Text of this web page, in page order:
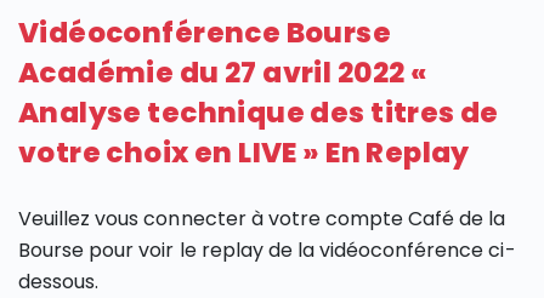
Vidéoconférence Bourse
Académie du 27 avril 2022 «
Analyse technique des titres de
votre choix en LIVE » En Replay
Veuillez vous connecter à votre compte Café de la
Bourse pour voir le replay de la vidéoconférence ci-
dessous.